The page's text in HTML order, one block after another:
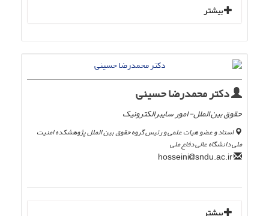
بیشتر
دکتر محمدرضا حسینی
حقوق بین الملل- امور سایبرالکترونیک
استاد و عضو هیات علمی و رئیس گروه حقوق بین الملل پژوهشکده امنیت
ملی دانشگاه عالی دفاع ملی
sndu.ac.ir
بیشتر